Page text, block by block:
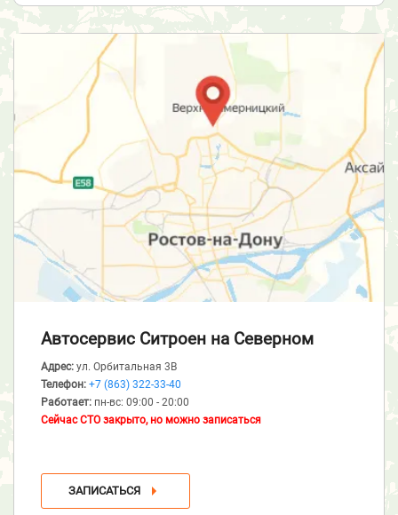
Автосервис Ситроен на Северном
Адрес: ул. Орбитальная 3В
Телефон: +7 (863) 322-33-40
Работает: пн-вс: 09:00 - 20:00
Сейчас СТО закрыто, но можно записаться
ЗАПИСАТЬСЯ